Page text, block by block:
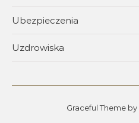
Ubezpieczenia
Uzdrowiska
Graceful Theme by